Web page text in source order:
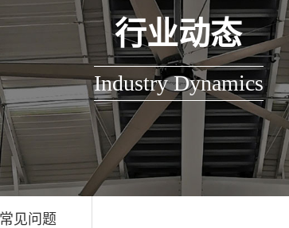
行业动态
Industry Dynamics
常见问题